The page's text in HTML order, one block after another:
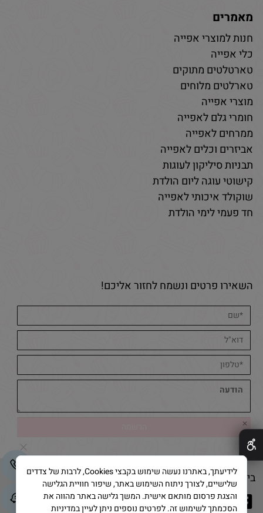
מאמרים
חנות למוצרי אפייה
כלי אפייה
טארטלטים מתוקים
טארלטים מלוחים
מוצרי אפייה
חומרי גלם לאפייה
ממרחים לאפייה
אביזרים וכלים לאפייה
תבניות סיליקון לעוגות
קישוטי עוגה ליום הולדת
שוקולד איכותי לאפייה
חד פעמי לימי הולדת
השאירו פרטים ונשמח לחזור אליכם!
בייק אנד קייק © 2025 All Rights Reserved
✕
לידיעתך, באתרנו נעשה שימוש בקבצי Cookies, לרבות של צדדים
שלישיים, לצורך ניתוח השימוש באתר, שיפור חוויית הגלישה
והצגת פרסום מותאם אישית. המשך גלישה באתר מהווה את
הסכמתך לשימוש זה. לפרטים נוספים ניתן לעיין במדיניות